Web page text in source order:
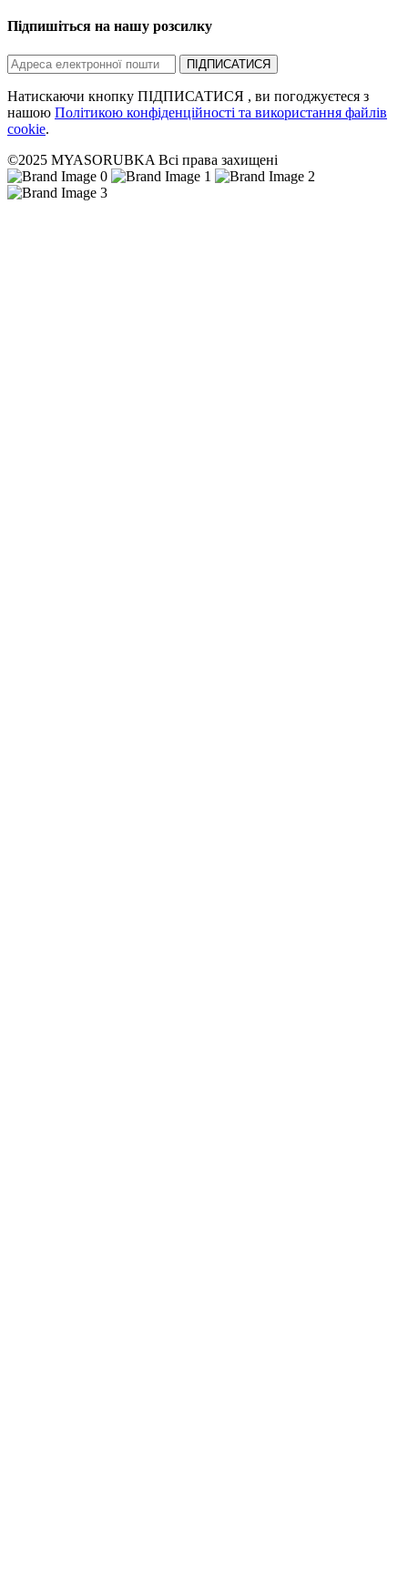
Підпишіться на нашу розсилку
ПІДПИСАТИСЯ
Натискаючи кнопку ПІДПИСАТИСЯ , ви погоджуєтеся з
нашою Політикою конфіденційності та використання файлів
cookie.
©2025 MYASORUBKA Всі права захищені